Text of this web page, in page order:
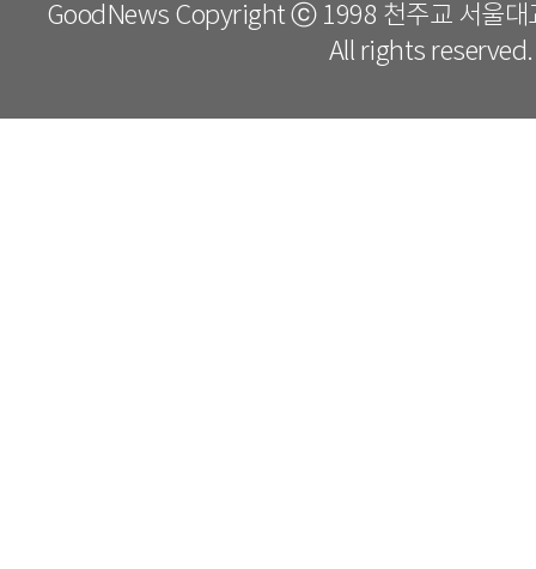
GoodNews Copyright ⓒ 1998 천주교 서울대
All rights reserved.